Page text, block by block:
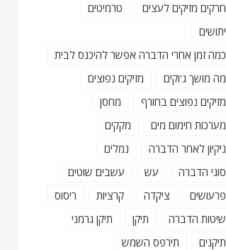
חרקים מזיקים לעצים
טרמיטים
יתושים
כמה זמן אחרי הדברה אפשר להיכנס לבית
מה מושך ג'וקים
מזיקים נפוצים
מזיקים נפוצים בחורף
מחסן
מערכות חימום מים
מקקים
ניקיון לאחר הדברה
נמלים
סוגי הדברה
עש
עשבים שוטים
פרעושים
ציקדה קרציות
ריסוס
שיטות הדברה
תיקן
תיקן גרמני
תיקנים
תירפס השמש